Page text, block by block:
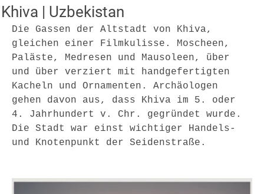
Khiva | Uzbekistan
Die Gassen der Altstadt von Khiva,
gleichen einer Filmkulisse. Moscheen,
Paläste, Medresen und Mausoleen, über
und über verziert mit handgefertigten
Kacheln und Ornamenten. Archäologen
gehen davon aus, dass Khiva im 5. oder
4. Jahrhundert v. Chr. gegründet wurde.
Die Stadt war einst wichtiger Handels-
und Knotenpunkt der Seidenstraße.